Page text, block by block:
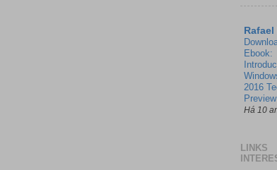
Ebook:
2016
Preview
Há 10
LINKS